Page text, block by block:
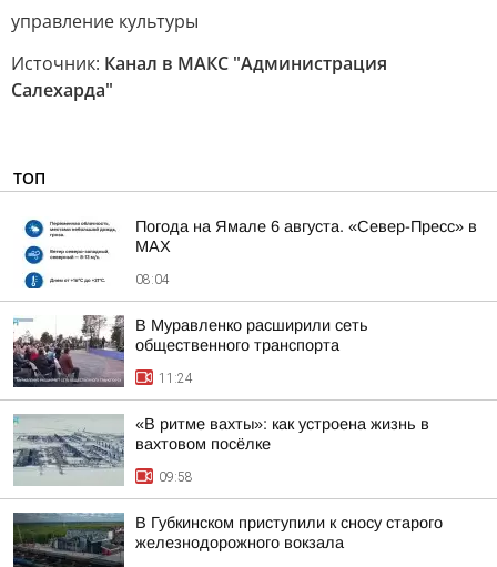
управление культуры
Источник: Канал в МАКС "Администрация
Салехарда"
ТОП
Погода на Ямале 6 августа. «Север-Пресс» в
MAX
08:04
В Муравленко расширили сеть
общественного транспорта
11:24
«В ритме вахты»: как устроена жизнь в
вахтовом посёлке
09:58
В Губкинском приступили к сносу старого
железнодорожного вокзала